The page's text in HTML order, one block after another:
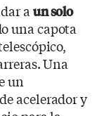
a un solo
una capota
Una
un
acelerador y